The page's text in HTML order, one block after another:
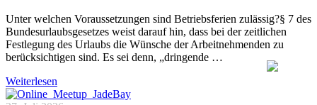
Unter welchen Voraussetzungen sind Betriebsferien zulässig?§ 7 des
Bundesurlaubsgesetzes weist darauf hin, dass bei der zeitlichen
Festlegung des Urlaubs die Wünsche der Arbeitnehmenden zu
berücksichtigen sind. Es sei denn, „dringende …
Weiterlesen